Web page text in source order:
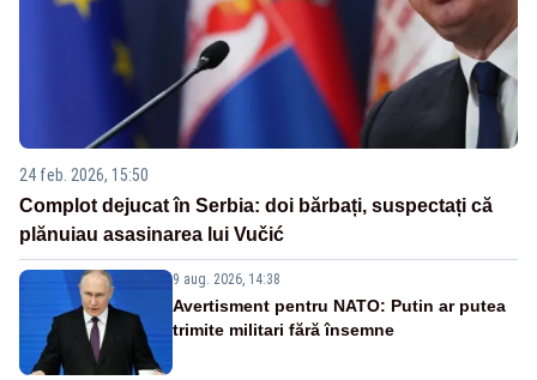
24 feb. 2026, 15:50
Complot dejucat în Serbia: doi bărbați, suspectați că
plănuiau asasinarea lui Vučić
9 aug. 2026, 14:38
Avertisment pentru NATO: Putin ar putea
trimite militari fără însemne